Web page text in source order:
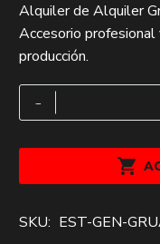
precio
original
era:
$174,000.
precio
actual
es:
$120,000.
Alquiler de Alquiler
Accesorio
producción.
-
Alquiler
Grua
cantidad

SKU: EST-GEN-